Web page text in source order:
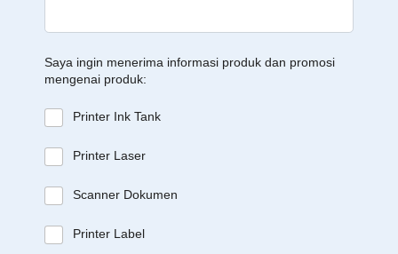
Saya ingin menerima informasi produk dan promosi
mengenai produk:
Printer Ink Tank
Printer Laser
Scanner Dokumen
Printer Label